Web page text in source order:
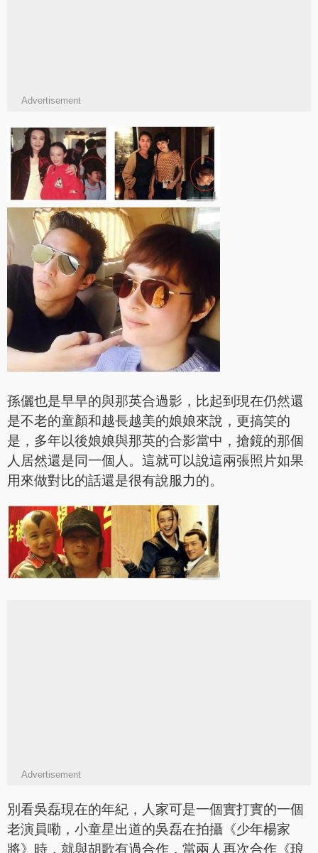
Advertisement
孫儷也是早早的與那英合過影，比起到現在仍然還
是不老的童顏和越長越美的娘娘來說，更搞笑的
是，多年以後娘娘與那英的合影當中，搶鏡的那個
人居然還是同一個人。這就可以說這兩張照片如果
用來做對比的話還是很有說服力的。
Advertisement
別看吳磊現在的年紀，人家可是一個實打實的一個
老演員嘞，小童星出道的吳磊在拍攝《少年楊家
將》時，就與胡歌有過合作，當兩人再次合作《琅